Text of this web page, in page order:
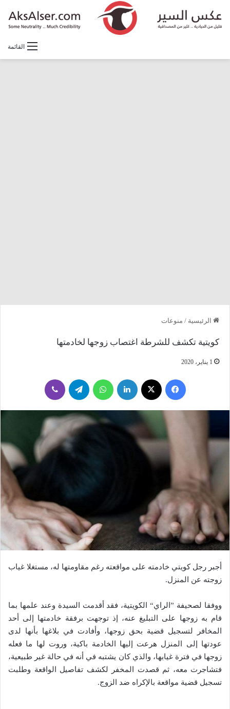
القائمة
الرئيسية / منوعات
كويتية تكشف للشرطة اغتصاب زوجها لخادمتها‎
1 يناير، 2020
فيسبوك لينكدإن واتساب تيلقرام
أجبر رجل كويتي خادمته على مواقعته رغم مقاومتها له، مستغلا غياب
زوجته عن المنزل.
ووفقا لصحيفة ”الراي“ الكويتية، فقد أقدمت السيدة وعند علمها بما
قام به زوجها على التبليغ عنه، إذ توجهت برفقة خادمتها إلى أحد
المخافر لتسجيل قضية بحق زوجها، وأفادت في بلاغها بأنها لدى
عودتها إلى المنزل هرعت إليها الخادمة باكية، وروت لها ما فعله
زوجها في فترة غيابها، والذي كان يشتبه في أنه في حالة غير طبيعية،
فتشاجرت معه، ثم قصدت المخفر لكشف تفاصيل الواقعة وطلبت
تسجيل قضية مواقعة بالإكراه ضد الزوج.